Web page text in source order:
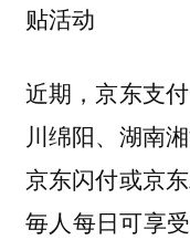
贴活动
近期，京东支
川绵阳、湖南
京东闪付或京
毎人每日可享